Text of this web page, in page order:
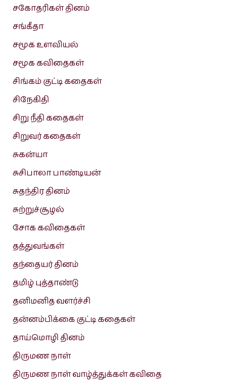
சகோதரிகள் தினம்
சங்கீதா
சமூக உளவியல்
சமூக கவிதைகள்
சிங்கம் குட்டி கதைகள்
சிநேகிதி
சிறு நீதி கதைகள்
சிறுவர் கதைகள்
சுகன்யா
சுசிபாலா பாண்டியன்
சுதந்திர தினம்
சுற்றுச்சூழல்
சோக கவிதைகள்
தத்துவங்கள்
தந்தையர் தினம்
தமிழ் புத்தாண்டு
தனிமனித வளர்ச்சி
தன்னம்பிக்கை குட்டி கதைகள்
தாய்மொழி தினம்
திருமண நாள்
திருமண நாள் வாழ்த்துக்கள் கவிதை